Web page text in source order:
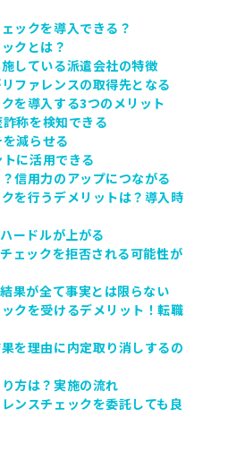
ックを導入できる？
クとは？
している派遣会社の特徴
ファレンスの取得先となる
を導入する3つのメリット
称を検知できる
減らせる
に活用できる
信用力のアップにつながる
を行うデメリットは？導入時
ードルが上がる
ェックを拒否される可能性が
果が全て事実とは限らない
クを受けるデメリット！転職
を理由に内定取り消しするの
方は？実施の流れ
ンスチェックを委託しても良